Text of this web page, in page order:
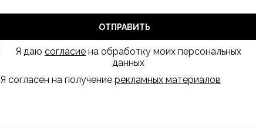
ОТПРАВИТЬ
Я даю согласие на обработку моих персональных
данных
Я согласен на получение рекламных материалов